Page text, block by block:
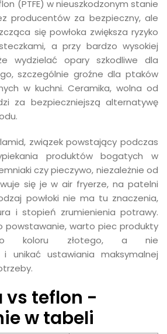
(PTFE) w nieuszkodzonym stanie
producentów za bezpieczny, ale
się powłoka zwiększa ryzyko
a przy bardzo wysokiej
wydzielać opary szkodliwe dla
szczególnie groźne dla ptaków
w kuchni. Ceramika, wolna od
za bezpieczniejszą alternatywę
związek powstający podczas
produktów bogatych w
czy pieczywo, niezależnie od
się je w air fryerze, na patelni
powłoki nie ma tu znaczenia,
i stopień zrumienienia potrawy.
powstawanie, warto piec produkty
do koloru złotego, a nie
i unikać ustawiania maksymalnej
vs teflon -
w tabeli